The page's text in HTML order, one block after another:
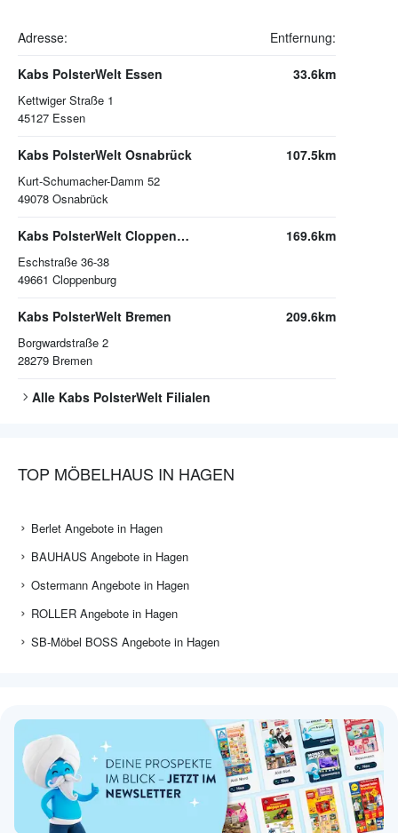
Adresse: Entfernung:
Kabs PolsterWelt Essen
Kettwiger Straße 1
45127 Essen
33.6km
Kabs PolsterWelt Osnabrück
Kurt-Schumacher-Damm 52
49078 Osnabrück
107.5km
Kabs PolsterWelt Cloppenburg
Eschstraße 36-38
49661 Cloppenburg
169.6km
Kabs PolsterWelt Bremen
Borgwardstraße 2
28279 Bremen
209.6km
Alle Kabs PolsterWelt Filialen
TOP MÖBELHAUS IN HAGEN
Berlet Angebote in Hagen
BAUHAUS Angebote in Hagen
Ostermann Angebote in Hagen
ROLLER Angebote in Hagen
SB-Möbel BOSS Angebote in Hagen